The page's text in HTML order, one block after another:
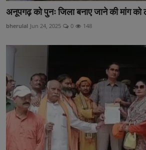
अनूपगढ़ को पुनः जिला बनाए जाने की मांग
bherulal Jun 24, 2025 0 148